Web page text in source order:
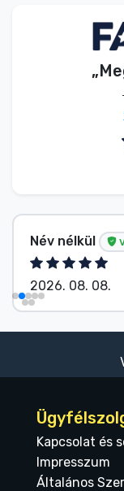
Név nélkül
2026. 08. 08.
Kapcsolat és
Impresszum
Általános